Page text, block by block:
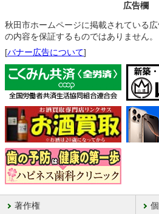
広告欄
秋田市ホームページに掲載されている
の内容を保証するものではありません。
[バナー広告について]
著作権